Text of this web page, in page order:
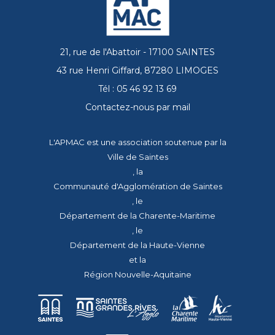
21, rue de l'Abattoir - 17100 SAINTES
43 rue Henri Giffard, 87280 LIMOGES
Tél : 05 46 92 13 69
Contactez-nous par mail
L'APMAC est une association soutenue par la
Ville de Saintes
, la
Communauté d'Agglomération de Saintes
, le
Département de la Charente-Maritime
, le
Département de la Haute-Vienne
et la
Région Nouvelle-Aquitaine